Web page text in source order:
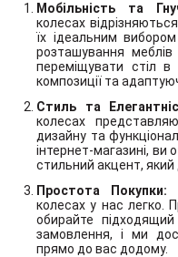
Мобільність та
колесах
їх ідеальним
розташування
переміщувати стіл
композиції та
Стиль та
колесах
дизайну та
інтернет-магазині, ви
стильний акцент, який
Простота Покупки:
колесах у нас легко.
обирайте
замовлення, і ми
прямо до вас додому.